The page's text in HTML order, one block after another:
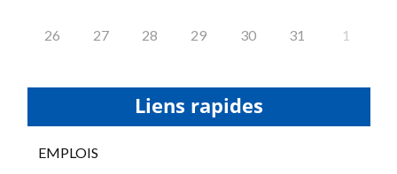
26 27 28 29 30 31 1
Liens rapides
EMPLOIS